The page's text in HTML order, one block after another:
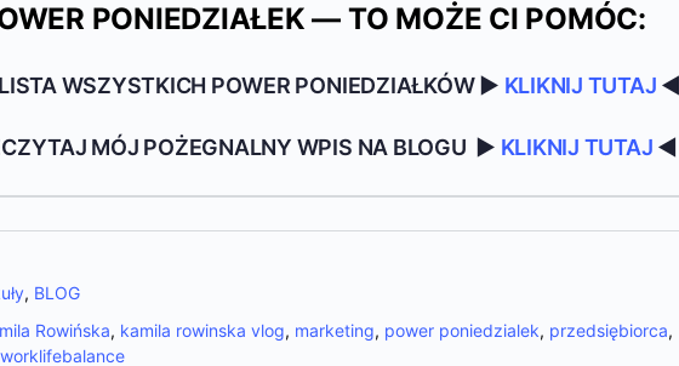
PONIEDZIAŁEK — TO MOŻE CI POMÓC:
WSZYSTKICH POWER PONIEDZIAŁKÓW ▶ KLIKNIJ TUTAJ ◀
MÓJ POŻEGNALNY WPIS NA BLOGU ▶ KLIKNIJ TUTAJ ◀
, BLOG
Rowińska, kamila rowinska vlog, marketing, power poniedzialek, przedsiębiorca,
worklifebalance